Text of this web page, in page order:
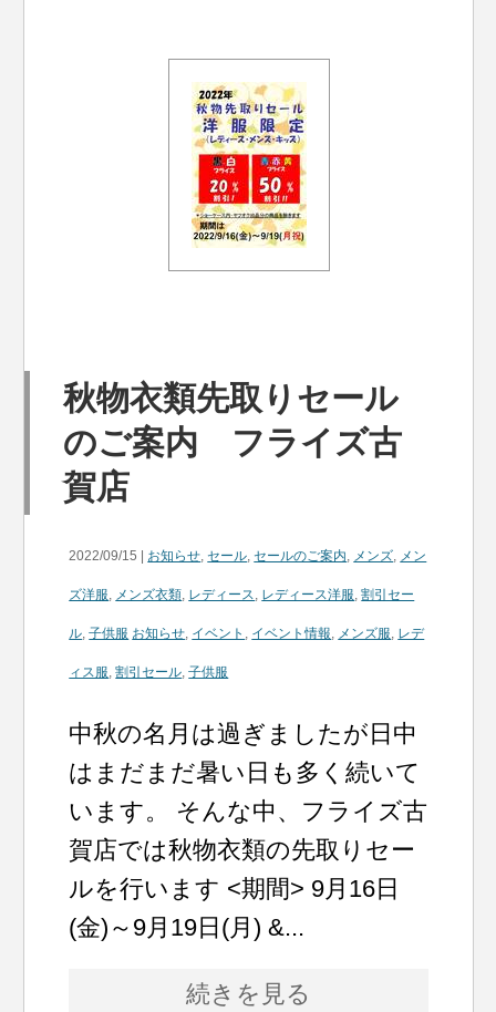
秋物衣類先取りセール
のご案内 フライズ古
賀店
2022/09/15 | お知らせ,セール,セールのご案内, メンズ, メン
ズ洋服, メンズ衣類, レディース, レディース洋服,割引セー
ル,子供服 お知らせ, イベント , イベント情報, メンズ服, レデ
ィス服,割引セール,子供服
中秋の名月は過ぎましたが日中
はまだまだ暑い日も多く続いて
います。 そんな中、フライズ古
賀店では秋物衣類の先取りセー
ルを行います <期間> 9月16日
(金)～9月19日(月) &...
続きを見る